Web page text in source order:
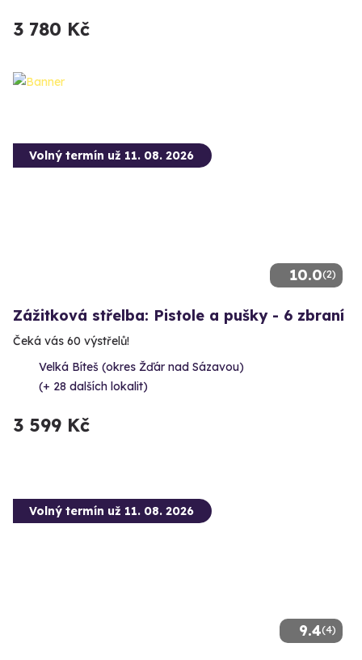
3 780 Kč
10.0(2)
Volný termín už 11. 08. 2026
Zážitková střelba: Pistole a pušky - 6 zbraní
Čeká vás 60 výstřelů!
Velká Bíteš (okres Žďár nad Sázavou)
(+ 28 dalších lokalit)
3 599 Kč
9.4(4)
Volný termín už 11. 08. 2026